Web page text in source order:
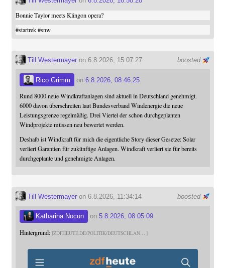
Bonnie Taylor meets Klingon opera?
#startrek #snw
boosted
Till Westermayeron 6.8.2026, 15:07:27
Rico Grimm on 6.8.2026, 08:46:25
Rund 8000 neue Windkraftanlagen sind aktuell in Deutschland genehmigt.
6000 davon überschreiten laut Bundesverband Windenergie die neue
Leistungsgrenze regelmäßig. Drei Viertel der schon durchgeplanten
Windprojekte müssen neu bewertet werden.
Deshalb ist Windkraft für mich die eigentliche Story dieser Gesetze: Solar
verliert Garantien für zukünftige Anlagen. Windkraft verliert sie für bereits
durchgeplante und genehmigte Anlagen.
boosted
Till Westermayeron 6.8.2026, 11:34:14
Katharina Nocun on 5.8.2026, 08:05:09
Hintergrund: ZDFHEUTE.DE/POLITIK/DEUTSCHLAN